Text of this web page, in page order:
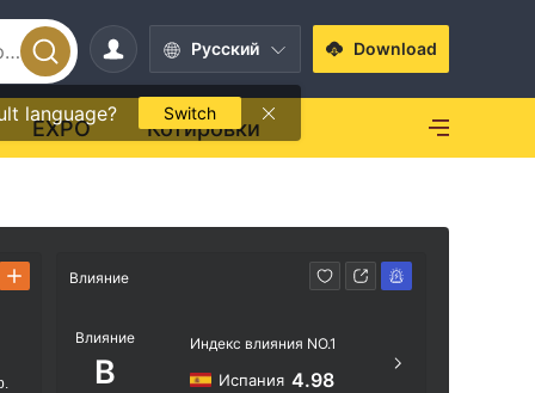
Pусский
language? Switch
Download
EXPO Котировки
Влияние
Влияние
B
Индекс влияния NO.1
Испания 4.98